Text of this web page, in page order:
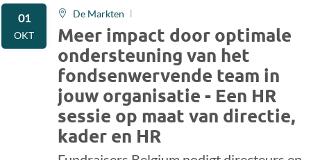
01
OKT
De Markten
Meer impact door optimale
ondersteuning van het
fondsenwervende team in
jouw organisatie - Een HR
sessie op maat van directie,
kader en HR